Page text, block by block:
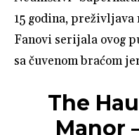
15 godina,
Fanovi serijala ovog
sa čuvenom braćom
The
Manor